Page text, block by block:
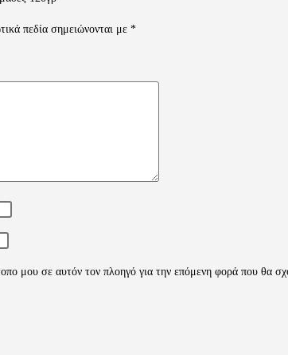
πεδία σημειώνονται με *
μου σε αυτόν τον πλοηγό για την επόμενη φορά που θα